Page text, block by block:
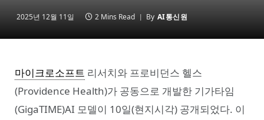
2025년 12월 11일 2 Mins Read By AI통신원
마이크로소프트 리서치와 프로비던스 헬스
(Providence Health)가 공동으로 개발한 기가타임
(GigaTIME)AI 모델이 10일(현지시각) 공개되었다. 이